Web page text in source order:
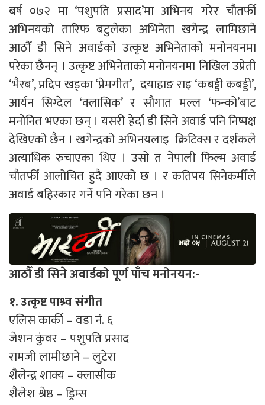
बर्ष ०७२ मा ‘पशुपति प्रसाद’मा अभिनय गरेर चौतर्फी
अभिनयको तारिफ बटुलेका अभिनेता खगेन्द्र लामिछाने
आठौँ डी सिने अवार्डको उत्कृष्ट अभिनेताको मनोनयनमा
परेका छैनन् । उत्कृष्ट अभिनेताको मनोनयनमा निखिल उप्रेती
‘भैरब’, प्रदिप खड्का ‘प्रेमगीत’, दयाहाङ राइ ‘कबड्डी कबड्डी’,
आर्यन सिग्देल ‘क्लासिक’ र सौगात मल्ल ‘फन्को’बाट
मनोनित भएका छन् । यसरी हेर्दा डी सिने अवार्ड पनि निष्पक्ष
देखिएको छैन । खगेन्द्रको अभिनयलाइ क्रिटिक्स र दर्शकले
अत्याधिक रुचाएका थिए । उसो त नेपाली फिल्म अवार्ड
चौतर्फी आलोचित हुदै आएको छ । र कतिपय सिनेकर्मीले
अवार्ड बहिस्कार गर्ने पनि गरेका छन ।
आठौँ डी सिने अवार्डको पूर्ण पाँच मनोनयन:-
१. उत्कृष्ट पाश्र्व संगीत
एलिस कार्की – वडा नं. ६
जेशन कुंवर – पशुपति प्रसाद
रामजी लामीछाने – लुटेरा
शैलेन्द्र शाक्य – क्लासीक
शैलेश श्रेष्ठ – ड्रिम्स